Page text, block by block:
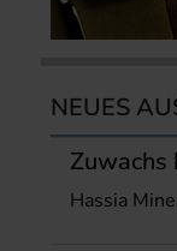
NEUES
Hassia